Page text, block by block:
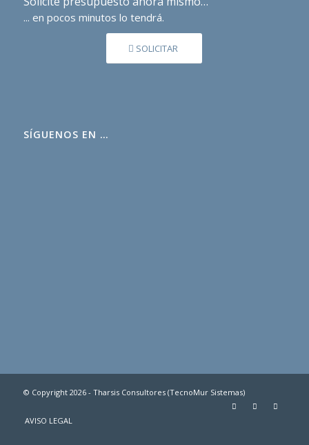
... en pocos minutos lo tendrá.
SOLICITAR
SÍGUENOS EN …
© Copyright 2026 - Tharsis Consultores (TecnoMur Sistemas)
AVISO LEGAL